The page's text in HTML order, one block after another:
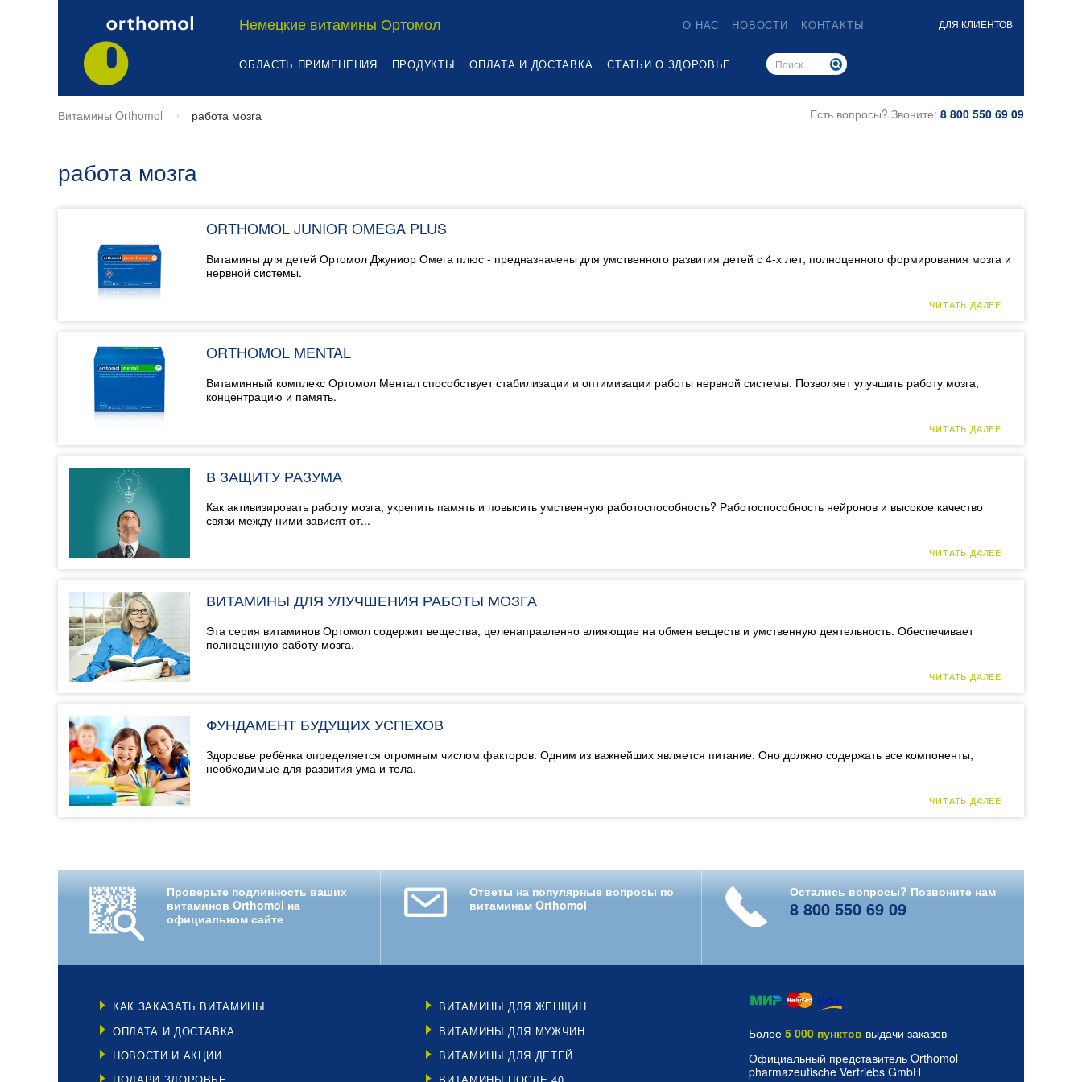
Немецкие витамины Ортомол О НАС НОВОСТИ КОНТАКТЫ ДЛЯ КЛИЕНТОВ
ОБЛАСТЬ ПРИМЕНЕНИЯ ПРОДУКТЫ ОПЛАТА И ДОСТАВКА СТАТЬИ О ЗДОРОВЬЕ
Витамины Orthomol работа мозга Есть вопросы? Звоните: 8 800 550 69 09
работа мозга
ORTHOMOL JUNIOR OMEGA PLUS
Витамины для детей Ортомол Джуниор Омега плюс - предназначены для умственного развития детей с 4-х лет, полноценного формирования мозга и
нервной системы.
ЧИТАТЬ ДАЛЕЕ
ORTHOMOL MENTAL
Витаминный комплекс Ортомол Ментал способствует стабилизации и оптимизации работы нервной системы. Позволяет улучшить работу мозга,
концентрацию и память.
ЧИТАТЬ ДАЛЕЕ
В ЗАЩИТУ РАЗУМА
Как активизировать работу мозга, укрепить память и повысить умственную работоспособность? Работоспособность нейронов и высокое качество
связи между ними зависят от...
ЧИТАТЬ ДАЛЕЕ
ВИТАМИНЫ ДЛЯ УЛУЧШЕНИЯ РАБОТЫ МОЗГА
Эта серия витаминов Ортомол содержит вещества, целенаправленно влияющие на обмен веществ и умственную деятельность. Обеспечивает
полноценную работу мозга.
ЧИТАТЬ ДАЛЕЕ
ФУНДАМЕНТ БУДУЩИХ УСПЕХОВ
Здоровье ребёнка определяется огромным числом факторов. Одним из важнейших является питание. Оно должно содержать все компоненты,
необходимые для развития ума и тела.
ЧИТАТЬ ДАЛЕЕ
Проверьте подлинность ваших
витаминов Orthomol на
официальном сайте
Ответы на популярные вопросы по
витаминам Orthomol
Остались вопросы? Позвоните нам
8 800 550 69 09
КАК ЗАКАЗАТЬ ВИТАМИНЫ
ОПЛАТА И ДОСТАВКА
НОВОСТИ И АКЦИИ
ВИТАМИНЫ ДЛЯ ЖЕНЩИН
ВИТАМИНЫ ДЛЯ МУЖЧИН
ВИТАМИНЫ ДЛЯ ДЕТЕЙ
Более 5 000 пунктов выдачи заказов
Официальный представитель Orthomol
pharmazeutische Vertriebs GmbH